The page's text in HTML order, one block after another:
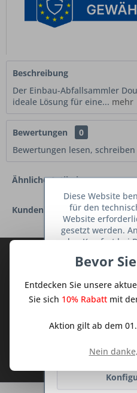
Beschreibung
Der Einbau-Abfallsammler
ideale Lösung für eine... mehr
Bewertungen
0
Bewertungen lesen,
Ähnliche Artikel
Kunden haben sich ebenfalls
Abonnieren Sie den
TraumKüche
Sie keine Neuigkeit
dem Traum Küchen -
Ich habe die
Bevor
Entdecken Sie unsere
Sie sich 10% Rabattmit
Aktion gilt ab dem
Nein
Diese Website
für den
Website
gesetzt werden.
den Komfort bei
dienen oder
Netzwerken
werden nur mit